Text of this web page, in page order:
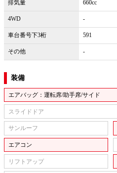
排気量 660cc
4WD -
車台番号下3桁 591
その他 -
装備
エアバッグ：運転席/助手席/サイド
スライドドア
サンルーフ
エアコン
リフトアップ